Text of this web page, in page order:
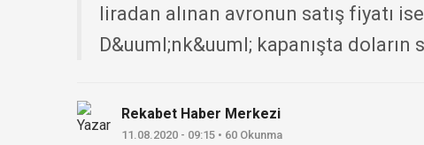
liradan alınan avronun satış fiyatı
D&uuml;nk&uuml; kapanışta doların
Rekabet Haber Merkezi
11.08.2020 - 09:15 • 60 Okunma